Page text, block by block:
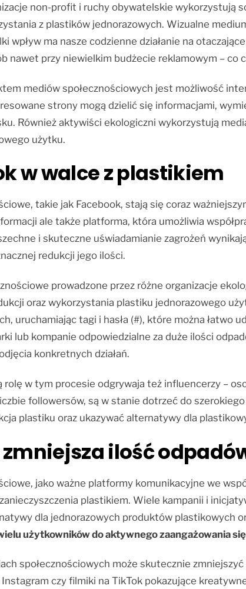
non-profit i ruchy obywatelskie wykorzystują
z plastików jednorazowych. Wizualne
wpływ ma nasze codzienne działanie na
nawet przy niewielkim budżecie reklamowym – co
mediów społecznościowych jest możliwość
strony mogą dzielić się informacjami,
Również aktywiści ekologiczni wykorzystują
użytku.
w walce z plastikiem
takie jak Facebook, stają się coraz
ale także platforma, która umożliwia
i skuteczne uświadamianie zagrożeń
redukcji jego ilości.
prowadzone przez różne organizacje
oraz wykorzystania plastiku jednorazowego
uruchamiając tagi i hasła (#), które można
lub kompanie odpowiedzialne za duże ilości
konkretnych działań.
w tym procesie odgrywaja też influencerzy –
followersów, są w stanie dotrzeć do
plastiku oraz ukazywać alternatywy dla
ilość
jako ważne platformy komunikacyjne we
plastikiem. Wiele kampanii i
dla jednorazowych produktów plastikowych
użytkowników do aktywnego zaangażowania
społecznościowych może skutecznie
czy filmiki na TikTok pokazujące